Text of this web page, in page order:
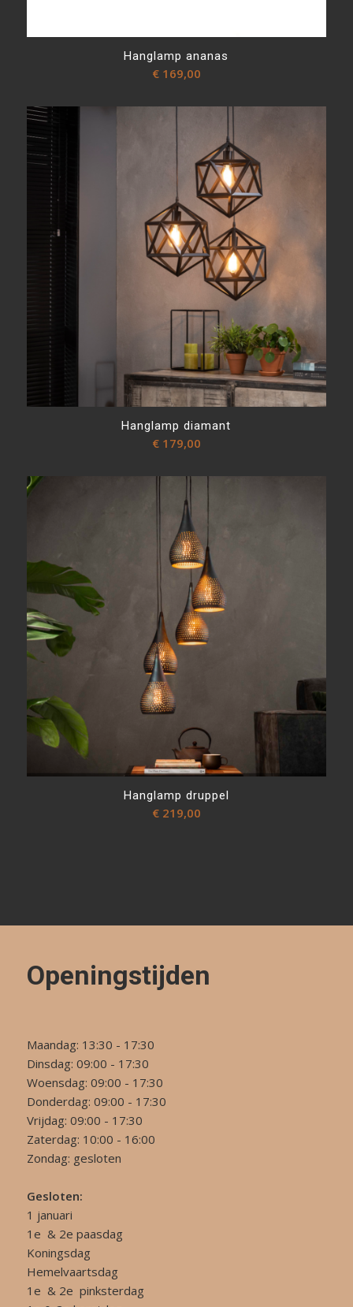
Hanglamp ananas
€169,00
Hanglamp diamant
€179,00
Hanglamp druppel
€219,00
Openingstijden
Maandag: 13:30 - 17:30
Dinsdag: 09:00 - 17:30
Woensdag: 09:00 - 17:30
Donderdag: 09:00 - 17:30
Vrijdag: 09:00 - 17:30
Zaterdag: 10:00 - 16:00
Zondag: gesloten
Gesloten:
1 januari
1e & 2e paasdag
Koningsdag
Hemelvaartsdag
1e & 2e pinksterdag